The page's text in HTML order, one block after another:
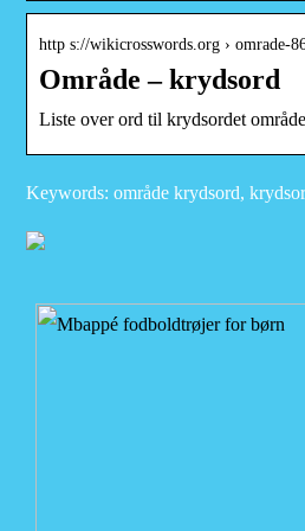
http s://wikicrosswords.org › omrade-
Område – krydsord
Liste over ord til krydsordet
Keywords: område krydsord,